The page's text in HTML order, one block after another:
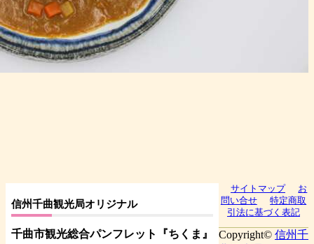
信州千曲観光局オリジナル
千曲市観光総合パンフレット 『ちくま 』
サイトマップ
お
問い合せ
特定商取
引法に基づく表記
Copyright© 信州千